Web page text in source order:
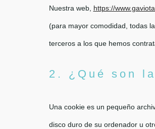
Nuestra web, https://
(para mayor comodidad, todas
terceros a los que hemos
2. ¿Qué son
Una cookie es un pequeño
disco duro de su ordenador u